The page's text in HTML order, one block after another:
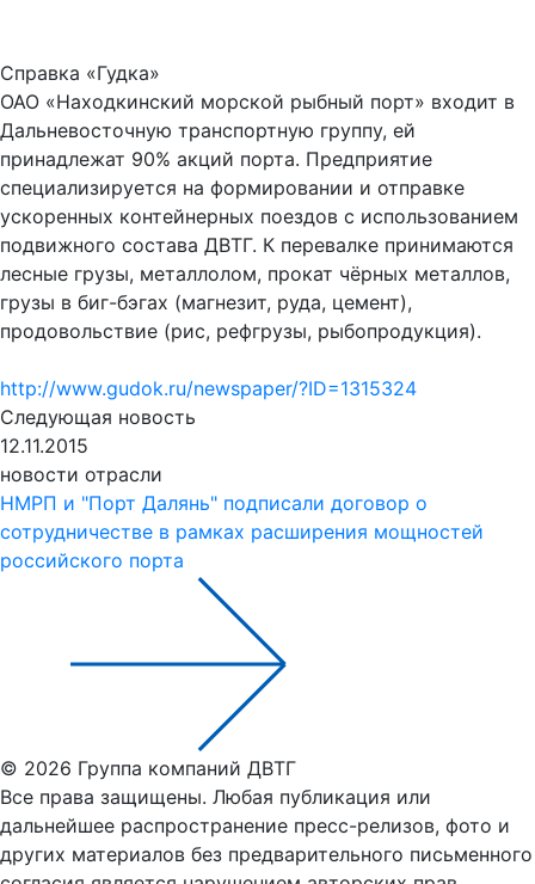
Справка «Гудка»
ОАО «Находкинский морской рыбный порт» входит в
Дальневосточную транспортную группу, ей
принадлежат 90% акций порта. Предприятие
специализируется на формировании и отправке
ускоренных контейнерных поездов с использованием
подвижного состава ДВТГ. К перевалке принимаются
лесные грузы, металлолом, прокат чёрных металлов,
грузы в биг-бэгах (магнезит, руда, цемент),
продовольствие (рис, рефгрузы, рыбопродукция).
http://www.gudok.ru/newspaper/?ID=1315324
Следующая новость
12.11.2015
новости отрасли
НМРП и "Порт Далянь" подписали договор о
сотрудничестве в рамках расширения мощностей
российского порта
© 2026 Группа компаний ДВТГ
Все права защищены. Любая публикация или
дальнейшее распространение пресс-релизов, фото и
других материалов без предварительного письменного